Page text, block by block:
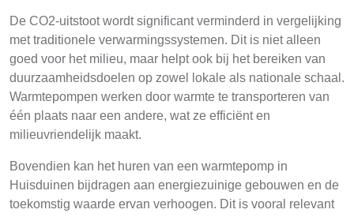
De CO2-uitstoot wordt significant verminderd in vergelijking
met traditionele verwarmingssystemen. Dit is niet alleen
goed voor het milieu, maar helpt ook bij het bereiken van
duurzaamheidsdoelen op zowel lokale als nationale schaal.
Warmtepompen werken door warmte te transporteren van
één plaats naar een andere, wat ze efficiënt en
milieuvriendelijk maakt.
Bovendien kan het huren van een warmtepomp in
Huisduinen bijdragen aan energiezuinige gebouwen en de
toekomstig waarde ervan verhoogen. Dit is vooral relevant